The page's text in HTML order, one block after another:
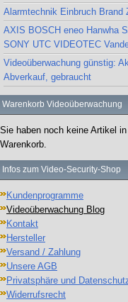
Alarmtechnik Einbruch Brand
AXIS BOSCH eneo Hanwha
SONY UTC VIDEOTEC
Videoüberwachung günstig:
Abverkauf, gebraucht
Warenkorb Videoüberwachung
Sie haben noch keine Artikel
Warenkorb.
Infos zum Video-Security-Shop
Kundenprogramme
Videoüberwachung Blog
Kontakt
Hersteller
Versand / Zahlung
Unsere AGB
Privatsphäre und
Widerrufsrecht